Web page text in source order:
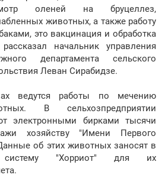
оленей на бруцеллез,
животных, а также работу
это вакцинация и обработка
начальник управления
департамента сельского
Леван Сирабидзе.
ведутся работы по мечению
В сельхозпредприятии
электронными бирками тысячи
хозяйству "Имени Первого
об этих животных заносят в
систему "Хорриот" для их